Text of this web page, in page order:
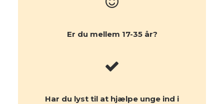
Er du mellem 17-35 år?
Har du lyst til at hjælpe unge ind i